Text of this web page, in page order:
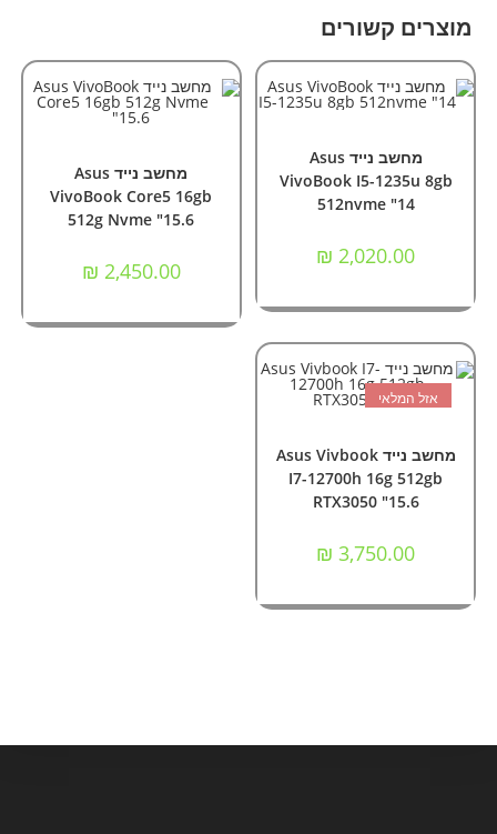
מוצרים קשורים
מחשב נייד Asus
VivoBook I5-1235u 8gb
512nvme "14
₪ 2,020.00
מחשב נייד Asus
VivoBook Core5 16gb
512g Nvme "15.6
₪ 2,450.00
אזל המלאי
מחשב נייד Asus Vivbook
I7-12700h 16g 512gb
RTX3050 "15.6
₪ 3,750.00